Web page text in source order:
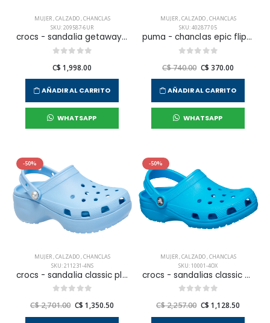
MUJER,CALZADO,CHANCLAS
SKU: 209587-6UR
crocs - sandalia getaway strappy para mujer
C$ 1,998.00
AÑADIR AL CARRITO
WHATSAPP
MUJER,CALZADO,CHANCLAS
SKU: 402877 05
puma - chanclas epic flip v3 para mujer
C$ 740.00 C$ 370.00
AÑADIR AL CARRITO
WHATSAPP
-50%
MUJER,CALZADO,CHANCLAS
SKU: 211231-4NS
crocs - sandalia classic platform pearl clog para mujer
C$ 2,701.00 C$ 1,350.50
-50%
MUJER,CALZADO,CHANCLAS
SKU: 10001-4OX
crocs - sandalias classic clog para mujer
C$ 2,257.00 C$ 1,128.50